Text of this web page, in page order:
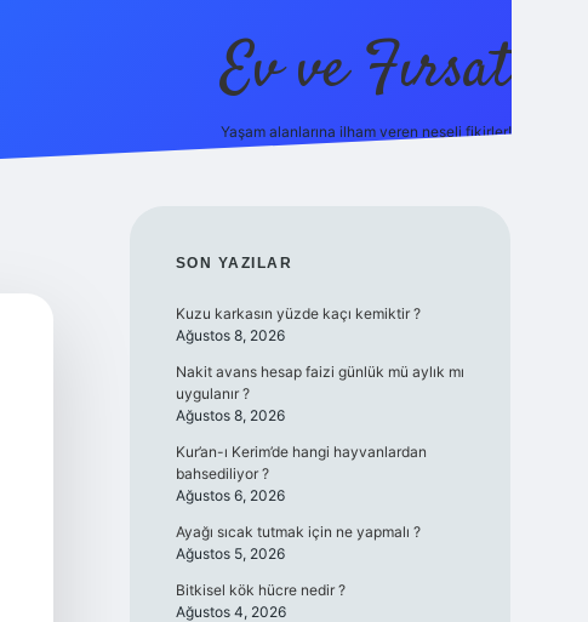
Ev ve Fırsat
Yaşam alanlarına ilham veren neşeli fikirler!
SIDEBAR
SON YAZILAR
Kuzu karkasın yüzde kaçı kemiktir ?
Ağustos 8, 2026
Nakit avans hesap faizi günlük mü aylık mı
uygulanır ?
Ağustos 8, 2026
Kur’an-ı Kerim’de hangi hayvanlardan
bahsediliyor ?
Ağustos 6, 2026
Ayağı sıcak tutmak için ne yapmalı ?
Ağustos 5, 2026
Bitkisel kök hücre nedir ?
Ağustos 4, 2026